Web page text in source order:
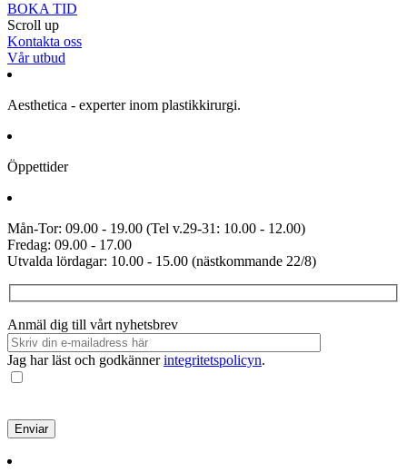
BOKA TID
Scroll up
Kontakta oss
Vår utbud
Aesthetica - experter inom plastikkirurgi.
Öppettider
Mån-Tor: 09.00 - 19.00 (Tel v.29-31: 10.00 - 12.00)
Fredag: 09.00 - 17.00
Utvalda lördagar: 10.00 - 15.00 (nästkommande 22/8)
Anmäl dig till vårt nyhetsbrev
Jag har läst och godkännerintegritetspolicyn.